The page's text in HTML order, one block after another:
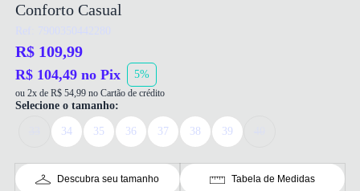
Conforto Casual
Ref: 7900350442280
R$ 109,99
R$ 104,49 no Pix 5%
ou 2x de R$ 54,99 no Cartão de crédito
Selecione o tamanho:
34 35 36 37 38 39
Descubra seu tamanho Tabela de Medidas